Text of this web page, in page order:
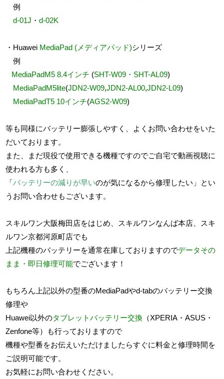
例
d-01J ・d-02K
・Huawei MediaPad ( メディアパッド)シリーズ
例
MediaPadM5 8.4インチ (SHT-W09 ・ SHT-AL09)
MediaPadM5lite(JDN2-W09,JDN2-AL00,JDN2-L09)
MediaPadT5 10インチ(AGS2-W09)
等も同様にバッテリー膨張しやすく、よくお問い合わせをいた
だいております。
また、まだ現役で使用できる機種ですのでご自宅で動画視聴に
使われる方も多く、
「バッテリーの減りが早いのが気になるから修理したい」とい
うお問い合わせもございます。
スキルワン大阪梅田店をはじめ、スキルワンなんば本店、スキ
ルワン京都河原町店でも
上記機種のバッテリーを通常在庫しておりますのでデータその
まま ・ 即日修理可能でございます！
もちろん上記以外の型番のMediaPadやd-tabのバッテリー交換
修理や
Huawei以外のタブレットバッテリー交換 （XPERIA・ASUS・
Zenfone等）も行っておりますので
機種や型番をお伝えいただけましたらすぐに料金と修理時間を
ご説明可能です。
お気軽にお問い合わせください。